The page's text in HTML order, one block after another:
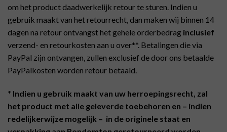
om het product daadwerkelijk retour te sturen. Indien u
gebruik maakt van het retourrecht, dan maken wij binnen 14
dagen na retour ontvangst het gehele orderbedrag inclusief
verzend- en retourkosten aan u over**. Betalingen die via
PayPal zijn ontvangen, zullen exclusief de door ons betaalde
PayPalkosten worden retour betaald.
* Indien u gebruik maakt van uw herroepingsrecht, zal
het product met alle geleverde toebehoren en – indien
redelijkerwijze mogelijk – in de originele staat en